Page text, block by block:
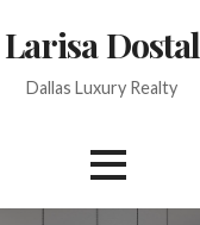
Larisa Dostal
Dallas Luxury Realty